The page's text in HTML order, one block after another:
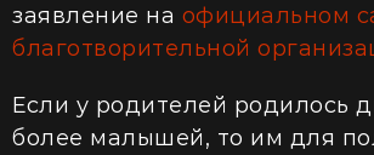
заявление на официальном
благотворительной
Если у родителей родилось
более малышей, то им для